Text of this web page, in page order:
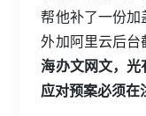
帮他补了一份加
外加阿里云后
海办文网文，
应对预案必须在